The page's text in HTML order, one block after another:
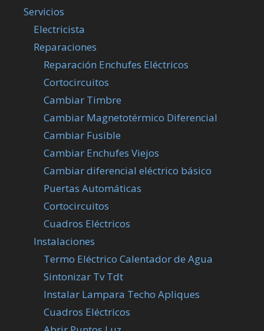
Servicios
Electricista
Reparaciones
Reparación Enchufes Eléctricos
Cortocircuitos
Cambiar Timbre
Cambiar Magnetotérmico Diferencial
Cambiar Fusible
Cambiar Enchufes Viejos
Cambiar diferencial eléctrico básico
Puertas Automáticas
Cortocircuitos
Cuadros Eléctricos
Instalaciones
Termo Eléctrico Calentador de Agua
Sintonizar Tv Tdt
Instalar Lampara Techo Apliques
Cuadros Eléctricos